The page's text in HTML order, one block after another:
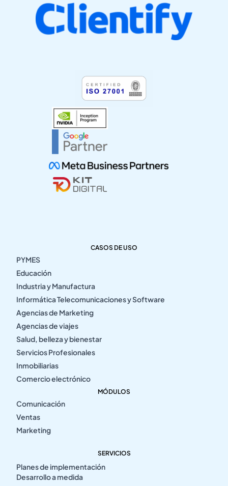
CASOS DE USO
PYMES
Educación
Industria y Manufactura
Informática Telecomunicaciones y Software
Agencias de Marketing
Agencias de viajes
Salud, belleza y bienestar
Servicios Profesionales
Inmobiliarias
Comercio electrónico
MÓDULOS
Comunicación
Ventas
Marketing
SERVICIOS
Planes de implementación
Desarrollo a medida